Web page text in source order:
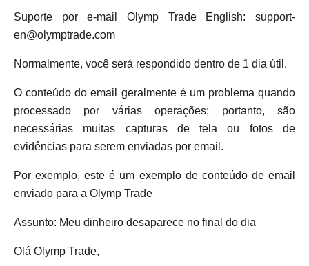
Suporte por e-mail Olymp Trade English: support-
en@olymptrade.com
Normalmente, você será respondido dentro de 1 dia útil.
O conteúdo do email geralmente é um problema quando
processado por várias operações; portanto, são
necessárias muitas capturas de tela ou fotos de
evidências para serem enviadas por email.
Por exemplo, este é um exemplo de conteúdo de email
enviado para a Olymp Trade
Assunto: Meu dinheiro desaparece no final do dia
Olá Olymp Trade,